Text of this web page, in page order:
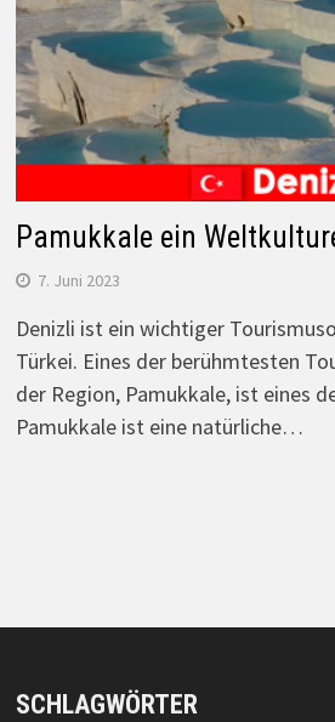
Pamukkale ein
7. Juni 2023
Denizli ist ein wichtiger
Türkei. Eines der berühmtesten
der Region, Pamukkale, ist eines
Pamukkale ist eine natürliche…
SCHLAGWÖRTER